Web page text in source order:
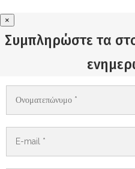
×
Συμπληρώστε τα